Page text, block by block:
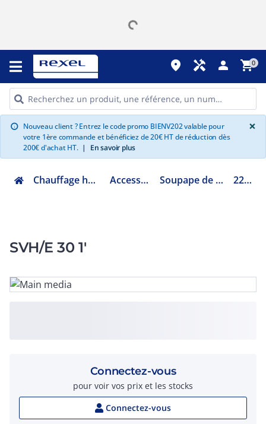
place handyman person shopping_cart0
info Nouveau client ? Entrez le code promo BIENV202 valable pour
votre 1ère commande et bénéficiez de 20€ HT de réduction dès
200€ d'achat HT. | En savoir plus
×
Chauffage hydraulique et plomberie Accessoires chaufferie Soupape de sûreté et différentielle 22L0218630
SVH/E 30 1'
Connectez-vous
pour voir vos prix et les stocks
Connectez-vous